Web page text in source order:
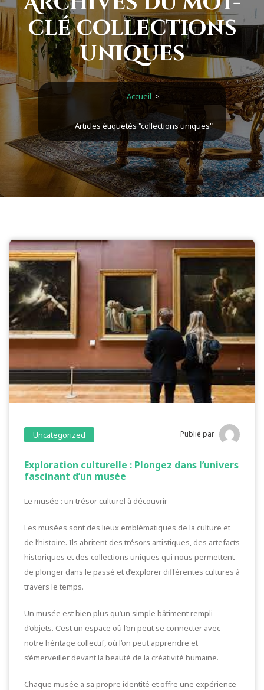
clé collections
uniques
Accueil >
Articles étiquetés "collections uniques"
Uncategorized Publié par
Exploration culturelle : Plongez dans l’univers
fascinant d’un musée
Le musée : un trésor culturel à découvrir
Les musées sont des lieux emblématiques de la culture et
de l’histoire. Ils abritent des trésors artistiques, des artefacts
historiques et des collections uniques qui nous permettent
de plonger dans le passé et d’explorer différentes cultures à
travers le temps.
Un musée est bien plus qu’un simple bâtiment rempli
d’objets. C’est un espace où l’on peut se connecter avec
notre héritage collectif, où l’on peut apprendre et
s’émerveiller devant la beauté de la créativité humaine.
Chaque musée a sa propre identité et offre une expérience